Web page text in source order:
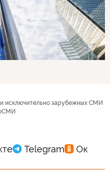
зарубежных СМИ